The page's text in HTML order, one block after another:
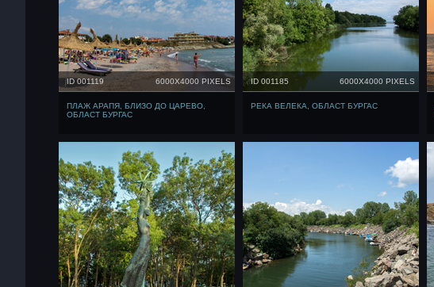
ID 001119 6000X4000 PIXELS
ПЛАЖ АРАПЯ, БЛИЗО ДО ЦАРЕВО,
ОБЛАСТ БУРГАС
ID 001185 6000X4000 PIXELS
РЕКА ВЕЛЕКА, ОБЛАСТ БУРГАС